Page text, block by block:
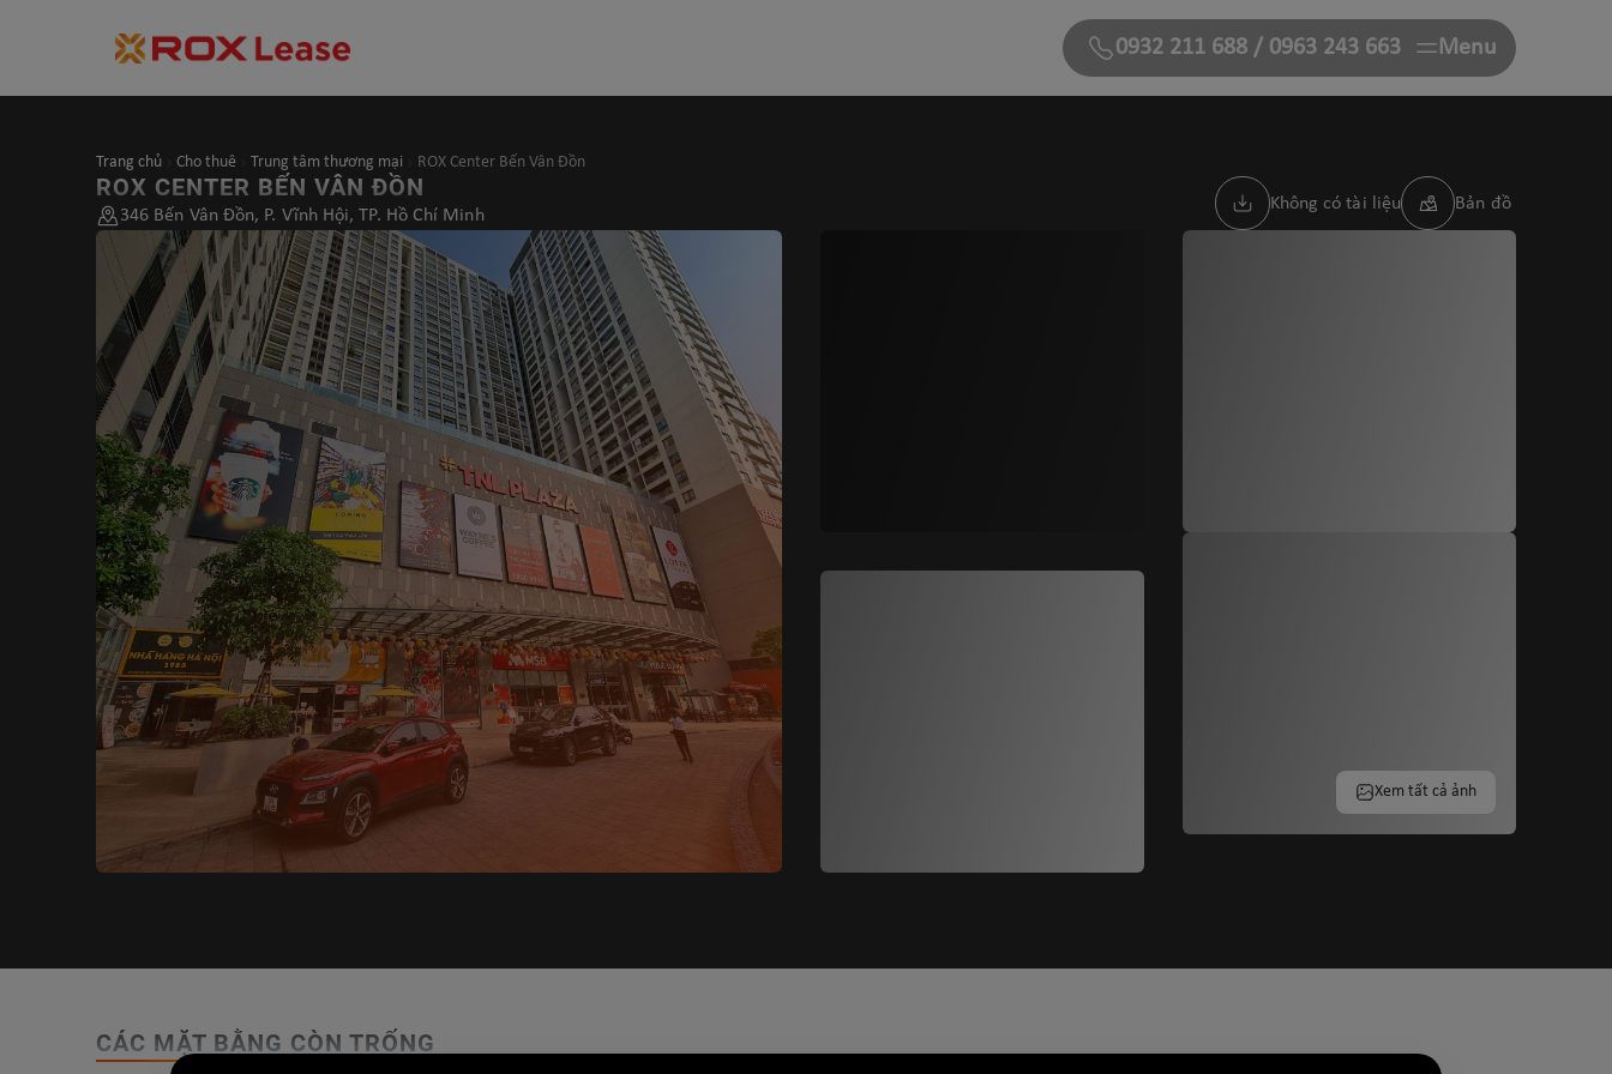
0932 211 688 / 0963 243 663 Menu
Trang chủ Cho thuê Trung tâm thương mại ROX Center Bến Vân Đồn
ROX CENTER BẾN VÂN ĐỒN
346 Bến Vân Đồn, P. Vĩnh Hội, TP. Hồ Chí Minh
Không có tài liệu Bản đồ
Xem tất cả ảnh
CÁC MẶT BẰNG CÒN TRỐNG